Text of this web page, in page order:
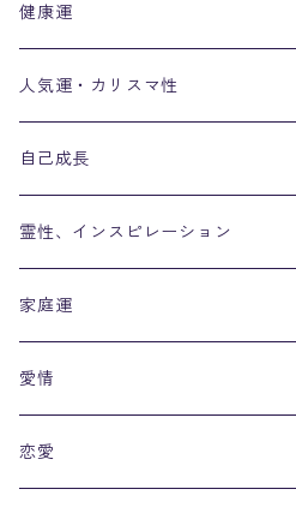
健康運
人気運・カリスマ性
自己成長
霊性、インスピレーション
家庭運
愛情
恋愛